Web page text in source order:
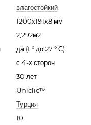
влагостойкий
1200х191х8 мм
2,292м2
да (t ° до 27 ° С)
с 4-х сторон
30 лет
Uniclic™
Турция
10